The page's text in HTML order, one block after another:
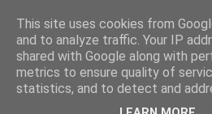
This site uses cookies from
and to analyze traffic. Your IP
shared with Google along with
metrics to ensure quality of
statistics, and to detect and